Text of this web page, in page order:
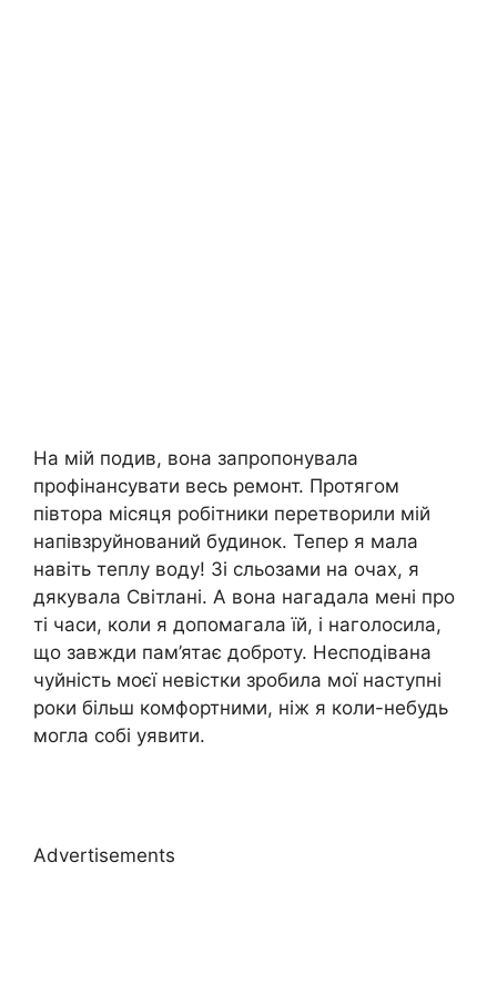
На мій подив, вона запропонувала
профінансувати весь ремонт. Протягом
півтора місяця робітники перетворили мій
напівзруйнований будинок. Тепер я мала
навіть теплу воду! Зі сльозами на очах, я
дякувала Світлані. А вона нагадала мені про
ті часи, коли я допомагала їй, і наголосила,
що завжди пам’ятає доброту. Несподівана
чуйність моєї невістки зробила мої наступні
роки більш комфортними, ніж я коли-небудь
могла собі уявити.
Advertisements